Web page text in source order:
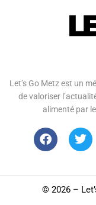
Let’s Go Metz est un
de valoriser
alimenté par
© 2026 –